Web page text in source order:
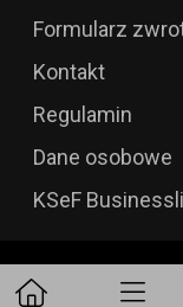
Formularz
Kontakt
Regulamin
Dane osobowe
KSeF